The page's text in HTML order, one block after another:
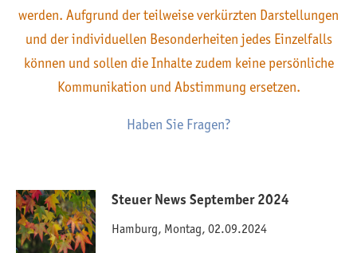
werden. Aufgrund der teilweise verkürzten Darstellungen
und der individuellen Besonderheiten jedes Einzelfalls
können und sollen die Inhalte zudem keine persönliche
Kommunikation und Abstimmung ersetzen.
Haben Sie Fragen?
Steuer News September 2024
Hamburg, Montag, 02.09.2024